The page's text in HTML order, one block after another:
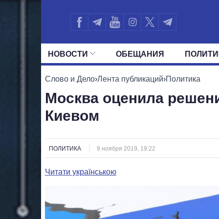
НОВОСТИ ОБЕЩАНИЯ
ВСЕ ПОЛИТИКИ ПРЕЗИДЕНТ И
Слово и Дело›Лента публикаций›Политика
Москва оценила
Киевом
ПОЛИТИКА 9 ноября 2019, 19:22
Читати українською